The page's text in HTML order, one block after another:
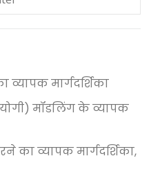
व्यापक मार्गदर्शिका
मॉडलिंग के व्यापक
का व्यापक मार्गदर्शिका,